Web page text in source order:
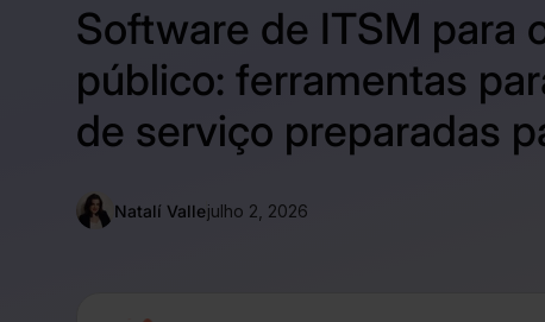
Software de ITSM para
público: ferramentas
de serviço preparadas
Natalí Vallejulho 2, 2026